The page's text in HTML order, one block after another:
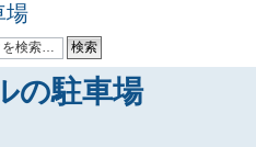
場
の駐車場